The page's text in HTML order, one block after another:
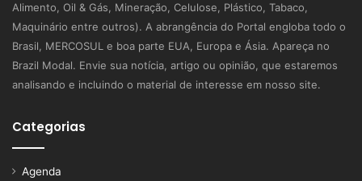
Alimento, Oil & Gás, Mineração, Celulose, Plástico, Tabaco,
Maquinário entre outros). A abrangência do Portal engloba todo o
Brasil, MERCOSUL e boa parte EUA, Europa e Ásia. Apareça no
Brazil Modal. Envie sua notícia, artigo ou opinião, que estaremos
analisando e incluindo o material de interesse em nosso site.
Categorias
Agenda